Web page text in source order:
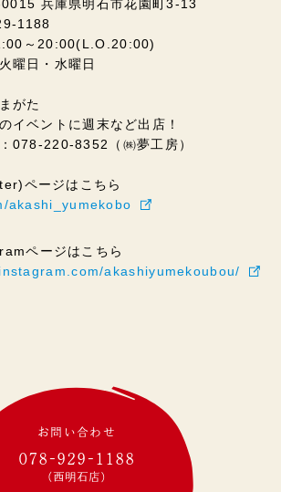
兵庫県明石市花園町3-13
1188
～20:00(L.O.20:00)
曜日・水曜日
がた
イベントに週末など出店！
078-220-8352（㈱夢工房）
ページはこちら
akashi_yumekobo
ページはこちら
akashiyumekoubou/
お問い合わせ
078-929-1188
(西明石店)